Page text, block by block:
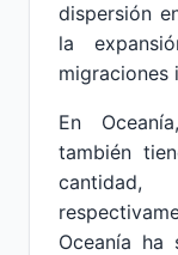
dispersión
la
migraciones
En
también
Oceanía ha